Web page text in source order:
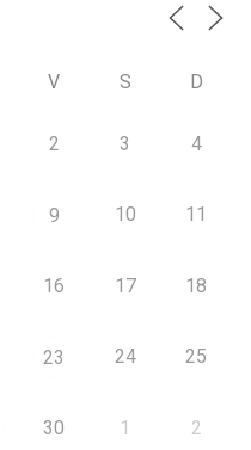
V S D
2 3 4
9 10 11
16 17 18
23 24 25
30 1 2